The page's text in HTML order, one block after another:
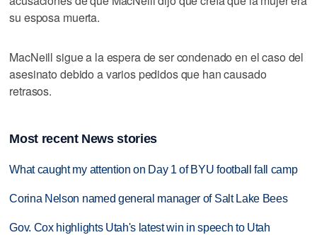
su esposa muerta.
MacNeill sigue a la espera de ser condenado en el caso del
asesinato debido a varios pedidos que han causado
retrasos.
Most recent News stories
What caught my attention on Day 1 of BYU football fall camp
Corina Nelson named general manager of Salt Lake Bees
Gov. Cox highlights Utah's latest win in speech to Utah